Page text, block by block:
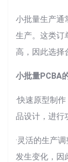
小批量生产通
生产。这类订
高，因此选择
小批量PCBA
·快速原型制
品设计，进行
·灵活的生产
发生变化，因